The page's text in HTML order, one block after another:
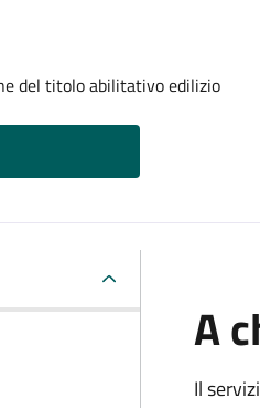
del titolo abilitativo edilizio
A
Il